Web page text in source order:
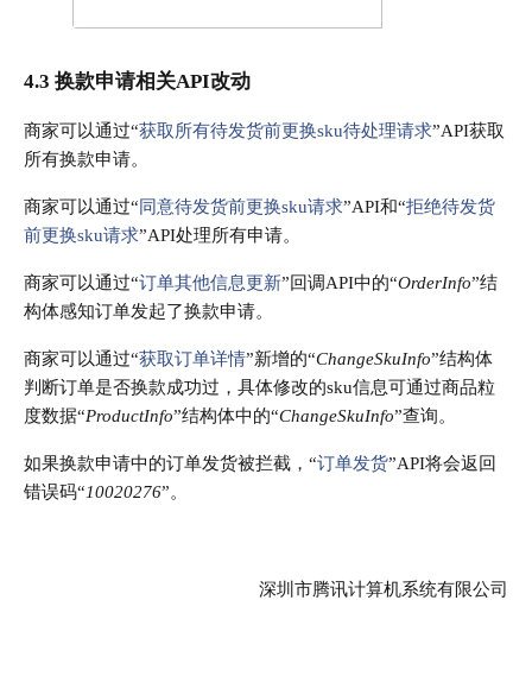
4.3 换款申请相关API改动
商家可以通过“获取所有待发货前更换sku待处理请求”API获取
所有换款申请。
商家可以通过“同意待发货前更换sku请求”API和“拒绝待发货
前更换sku请求”API处理所有申请。
商家可以通过“订单其他信息更新”回调API中的“OrderInfo”结
构体感知订单发起了换款申请。
商家可以通过“获取订单详情”新增的“ChangeSkuInfo”结构体
判断订单是否换款成功过，具体修改的sku信息可通过商品粒
度数据“ProductInfo”结构体中的“ChangeSkuInfo”查询。
如果换款申请中的订单发货被拦截，“订单发货”API将会返回
错误码“10020276”。
深圳市腾讯计算机系统有限公司